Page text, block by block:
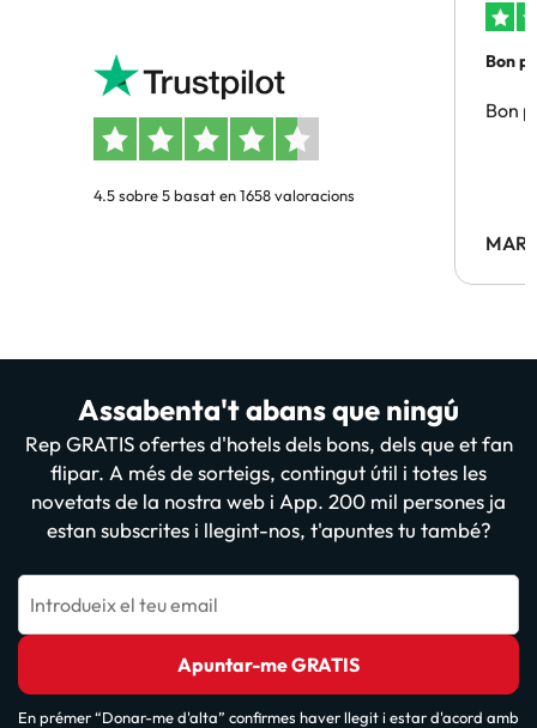
4.5 sobre 5 basat en 1658 valoracions
Bon
Bon
Assabenta't abans que ningú
Rep GRATIS ofertes d'hotels dels bons, dels que et fan
flipar. A més de sorteigs, contingut útil i totes les
novetats de la nostra web i App. 200 mil persones ja
estan subscrites i llegint-nos, t'apuntes tu també?
Introdueix el teu email
Apuntar-me GRATIS
En prémer “Donar-me d'alta” confirmes haver llegit i estar d'acord amb